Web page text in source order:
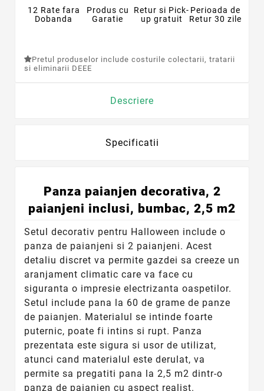
12 Rate fara
Dobanda
Produs cu
Garatie
Retur si Pick-
up gratuit
Perioada de
Retur 30 zile
Pretul produselor include costurile colectarii, tratarii
si eliminarii DEEE
Descriere
Specificatii
Panza paianjen decorativa, 2
paianjeni inclusi, bumbac, 2,5 m2
Setul decorativ pentru Halloween include o
panza de paianjeni si 2 paianjeni. Acest
detaliu discret va permite gazdei sa creeze un
aranjament climatic care va face cu
siguranta o impresie electrizanta oaspetilor.
Setul include pana la 60 de grame de panze
de paianjen. Materialul se intinde foarte
puternic, poate fi intins si rupt. Panza
prezentata este sigura si usor de utilizat,
atunci cand materialul este derulat, va
permite sa pregatiti pana la 2,5 m2 dintr-o
panza de paianjen cu aspect realist.